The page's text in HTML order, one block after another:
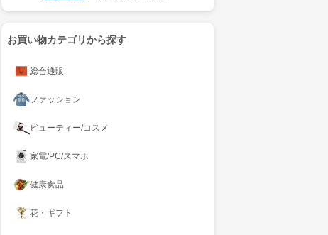
お買い物カテゴリから探す
総合通販
ファッション
ビューティー/コスメ
家電/PC/スマホ
健康食品
花・ギフト